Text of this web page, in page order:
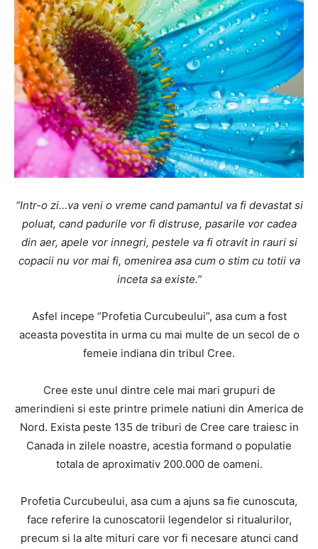
“Intr-o zi…va veni o vreme cand pamantul va fi devastat si
poluat, cand padurile vor fi distruse, pasarile vor cadea
din aer, apele vor innegri, pestele va fi otravit in rauri si
copacii nu vor mai fi, omenirea asa cum o stim cu totii va
inceta sa existe.”
Asfel incepe “Profetia Curcubeului”, asa cum a fost
aceasta povestita in urma cu mai multe de un secol de o
femeie indiana din tribul Cree.
Cree este unul dintre cele mai mari grupuri de
amerindieni si este printre primele natiuni din America de
Nord. Exista peste 135 de triburi de Cree care traiesc in
Canada in zilele noastre, acestia formand o populatie
totala de aproximativ 200.000 de oameni.
Profetia Curcubeului, asa cum a ajuns sa fie cunoscuta,
face referire la cunoscatorii legendelor si ritualurilor,
precum si la alte mituri care vor fi necesare atunci cand